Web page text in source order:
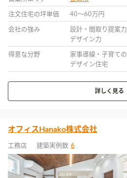
注文住宅の坪単価 40〜60万円
会社の強み
設計・間取り提案力
デザイン力
得意な分野
家事導線・子育て
デザイン住宅
詳しく見る
オフィスHanako株式会社
工務店 建築実例数 6